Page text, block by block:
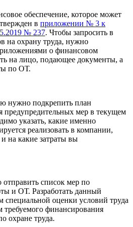
обеспечение, которое может
в приложении № 3 к
№ 237. Чтобы запросить в
на охрану труда, нужно
о финансовом
на лицо, подающее документы, а
по ОТ.
нужно подкрепить план
предупредительных мер в текущем
указать, какие именно
реализовать в компании,
на какие затраты вы
отправить список мер по
и ОТ. Разработать данный
специальной оценки условий труда
финансирования
охране труда.